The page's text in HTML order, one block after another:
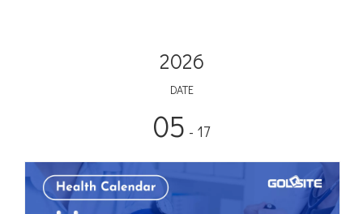
2026
DATE
05 - 17